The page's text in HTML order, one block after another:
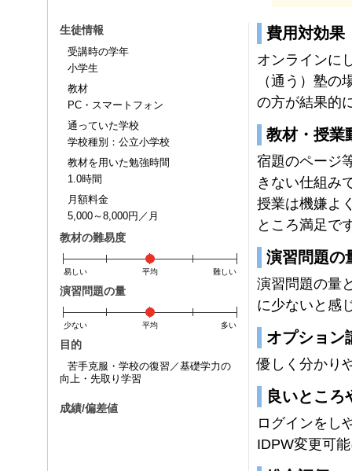
生徒情報
受講時の学年
小学生
教材
PC・スマートフォン
通っていた学校
学校種別：公立小学校
教材を用いた勉強時間
1.0時間
月額料金
5,000～8,000円／月
教材の難易度
易しい 平均 難しい
演習問題の量
少ない 平均 多い
目的
苦手克服・学校の復習／基礎学力の
向上・先取り学習
成績/偏差値
費用対効果
オンラインに
（通う）塾
の方が結果的
教材・授業
宿題のページ
きない仕組み
授業は機嫌よ
ところ満足で
演習問題の
演習問題の量
に少ないと感
オプション
優しく分かり
良いところ
ログインをし
IDPW変更可